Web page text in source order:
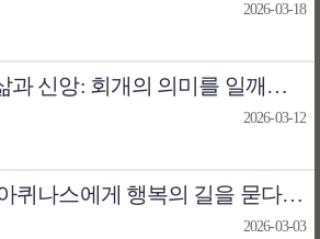
2026-03-18
[교부] 교부들의 삶과 신앙: 회개의 의미를 일깨워 주는 교부 테르툴리아누스
2026-03-12
[신학] 성 토마스 아퀴나스에게 행복의 길을 묻다29: 과도함도 부족함도 없는 중용을 통한 행복 추구
2026-03-03